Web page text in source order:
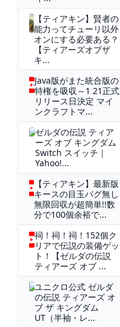
【ティアキン】賢者の
能力ってチューリ以外
オンにする必要ある？
【ティアーズオブザ
キ...
Java版がまた統合版の
特権を吸収～1 21正式
リリース日決定 マイ
ンクラフトマ...
ゼルダの伝説 ティア
ーズ オブ キングダム
Switch スイッチ｜
Yahoo!...
【ティアキン】最新版
キースの目玉バグ無し
無限回収が超簡単!!数
分で100個余裕で...
祠！祠！祠！152個ク
リアで伝説の装備ゲッ
ト！【ゼルダの伝説
ティアーズ オブ ...
ユニクロ公式 ゼルダ
の伝説 ティアーズ オ
ブ ザ キングダム
UT（半袖・レ...